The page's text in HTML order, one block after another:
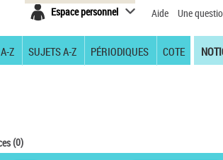
Espace personnel Aide Une
Z SUJETS A-Z PÉRIODIQUES COTE
(0)